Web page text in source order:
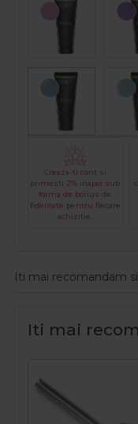
Creaza-ti cont si
primesti 2% inapoi sub
forma de bonus de
fidelitate pentru fiecare
achizitie.
Iti mai recomandam
Iti mai